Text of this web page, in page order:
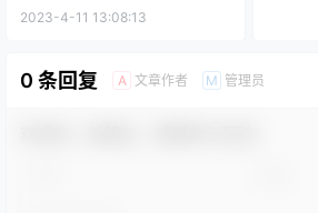
2023-4-11 13:08:13
0 条回复 A 文章作者 M 管理员